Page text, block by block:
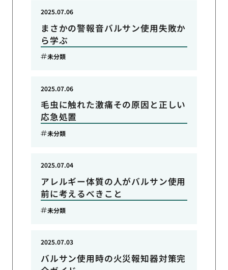
まさかの警報音バルサン使用失敗か
ら学ぶ
2025.07.06
未分類
毛虫に触れた激痛その原因と正しい
応急処置
2025.07.06
未分類
アレルギー体質の人がバルサン使用
前に考えるべきこと
2025.07.04
未分類
バルサン使用時の火災報知器対策完
2025.07.03